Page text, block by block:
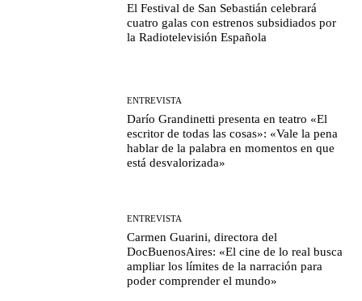
El Festival de San Sebastián celebrará
cuatro galas con estrenos subsidiados por
la Radiotelevisión Española
ENTREVISTA
Darío Grandinetti presenta en teatro «El
escritor de todas las cosas»: «Vale la pena
hablar de la palabra en momentos en que
está desvalorizada»
ENTREVISTA
Carmen Guarini, directora del
DocBuenosAires: «El cine de lo real busca
ampliar los límites de la narración para
poder comprender el mundo»